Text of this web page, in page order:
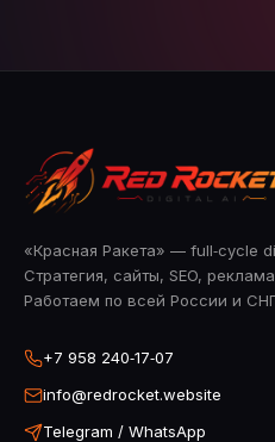
«Красная Ракета» — full‑cycle
Стратегия, сайты, SEO,
Работаем по всей России и
+7 958 240‑17‑07
info@redrocket.website
Telegram / WhatsApp